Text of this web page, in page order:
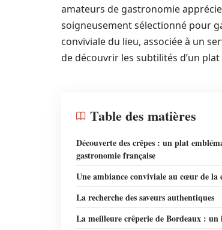
amateurs de gastronomie
soigneusement sélectionné pour
conviviale du lieu, associée à un
de découvrir les subtilités d’un
Table des matières
Découverte des crêpes : un plat
gastronomie française
Une ambiance conviviale au cœur de la
La recherche des saveurs authentiques
La meilleure crêperie de Bordeaux :